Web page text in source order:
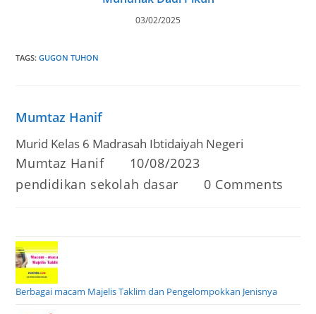
03/02/2025
TAGS:GUGON TUHON
Mumtaz Hanif
Murid Kelas 6 Madrasah Ibtidaiyah Negeri
Post
Mumtaz Hanif
Post
10/08/2023
Post
category:
pendidikan sekolah dasar
Post
0 Comments
Berbagai macam Majelis Taklim dan Pengelompokkan Jenisnya